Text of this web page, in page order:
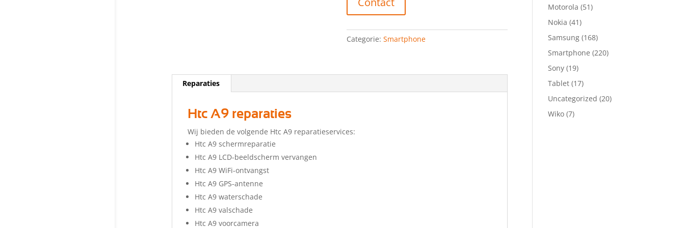
Categorie: Smartphone
Reparaties
Htc A9 reparaties
Wij bieden de volgende Htc A9 reparatieservices:
Htc A9 schermreparatie
Htc A9 LCD-beeldscherm vervangen
Htc A9 WiFi-ontvangst
Htc A9 GPS-antenne
Htc A9 waterschade
Htc A9 valschade
Htc A9 voorcamera
Motorola (51)
Nokia (41)
Samsung (168)
Smartphone (220)
Sony (19)
Tablet (17)
Uncategorized (20)
Wiko (7)